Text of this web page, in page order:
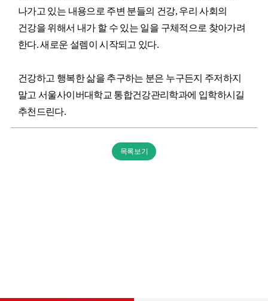
나가고 있는 내용으로 주변 분들의 건강, 우리 사회의
건강을 위해서 내가 할 수 있는 일을 구체적으로 찾아가려
한다. 새로운 설렘이 시작되고 있다.
건강하고 행복한 삶을 추구하는 분은 누구든지 주저하지
말고 서울사이버대학교 통합건강관리학과에 입학하시길
추천드린다.
목록보기